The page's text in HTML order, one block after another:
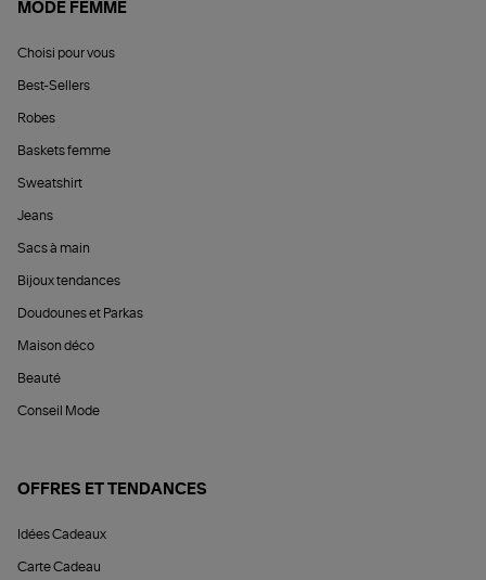
MODE FEMME
Choisi pour vous
Best-Sellers
Robes
Baskets femme
Sweatshirt
Jeans
Sacs à main
Bijoux tendances
Doudounes et Parkas
Maison déco
Beauté
Conseil Mode
OFFRES ET TENDANCES
Idées Cadeaux
Carte Cadeau